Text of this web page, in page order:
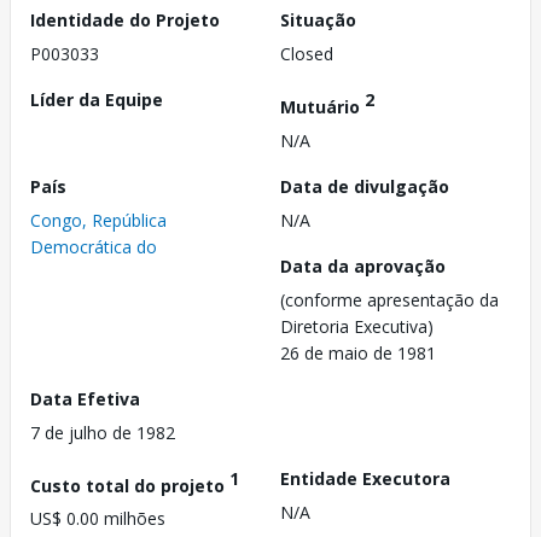
Identidade do Projeto
P003033
Situação
Closed
Líder da Equipe
Mutuário 2
N/A
País
Congo, República
Democrática do
Data de divulgação
N/A
Data da aprovação
(conforme apresentação da
Diretoria Executiva)
26 de maio de 1981
Data Efetiva
7 de julho de 1982
Custo total do projeto 1
US$ 0.00 milhões
Entidade Executora
N/A